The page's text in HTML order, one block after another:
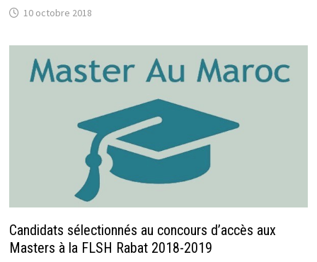
10 octobre 2018
Candidats sélectionnés au concours d’accès aux
Masters à la FLSH Rabat 2018-2019